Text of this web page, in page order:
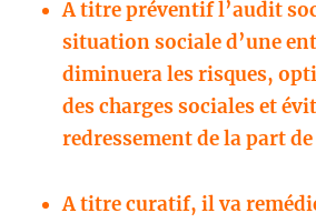
A titre préventif l’audit
situation sociale d’une
diminuera les risques,
des charges sociales et
redressement de la part de
A titre curatif, il va